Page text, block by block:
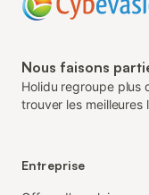
Nous faisons
Holidu regroupe plus
trouver les meilleures
Entreprise